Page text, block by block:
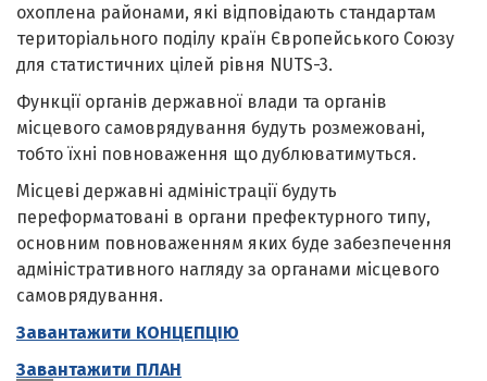
охоплена районами, які відповідають стандартам
територіального поділу країн Європейського Союзу
для статистичних цілей рівня NUTS-3.
Функції органів державної влади та органів
місцевого самоврядування будуть розмежовані,
тобто їхні повноваження що дублюватимуться.
Місцеві державні адміністрації будуть
переформатовані в органи префектурного типу,
основним повноваженням яких буде забезпечення
адміністративного нагляду за органами місцевого
самоврядування.
Завантажити КОНЦЕПЦІЮ
Завантажити ПЛАН